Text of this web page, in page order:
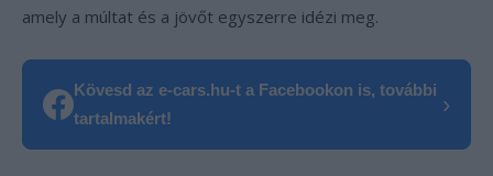
amely a múltat és a jövőt egyszerre idézi meg.
Kövesd az e-cars.hu-t a Facebookon is, további
tartalmakért!
›